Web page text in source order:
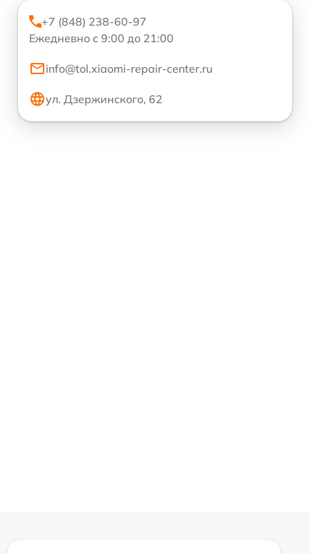
+7 (848) 238-60-97
Ежедневно с 9:00 до 21:00
info@tol.xiaomi-repair-center.ru
ул. Дзержинского, 62